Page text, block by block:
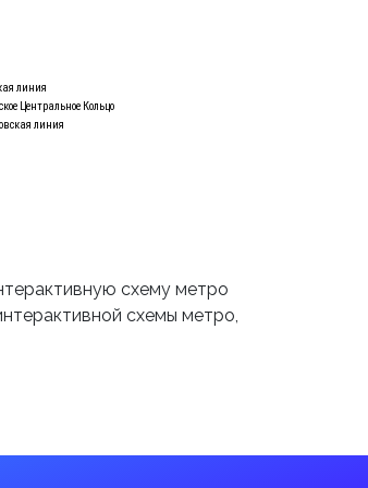
линия
Центральное Кольцо
линия
схему метро
схемы метро,